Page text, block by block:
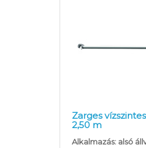
Zarges
2,50 m
Alkalmazás: alsó